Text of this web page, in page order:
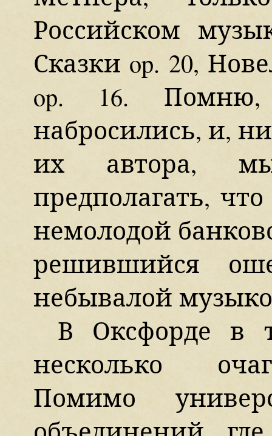
Российском
Сказки op. 20,
op. 16.
набросились, и,
их автора,
предполагать,
немолодой
решившийся
небывалой
В Оксфорде в
несколько
Помимо